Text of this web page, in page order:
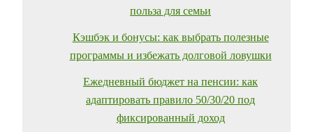
польза для семьи
Кэшбэк и бонусы: как выбрать полезные
программы и избежать долговой ловушки
Ежедневный бюджет на пенсии: как
адаптировать правило 50/30/20 под
фиксированный доход